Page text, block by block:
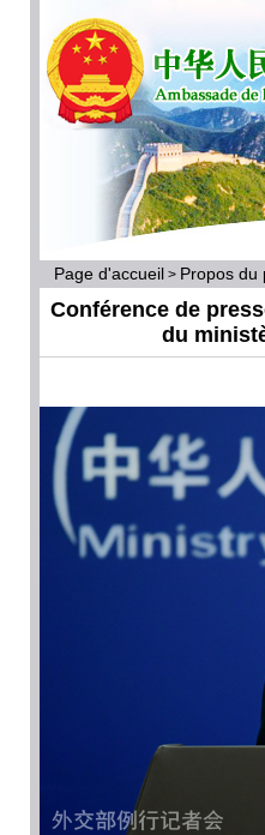
Page d'accueil > Propos du
Conférence de
du